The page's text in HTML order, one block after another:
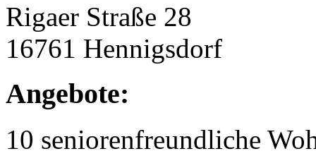
Rigaer Straße 28
16761 Hennigsdorf
Angebote:
10 seniorenfreundliche